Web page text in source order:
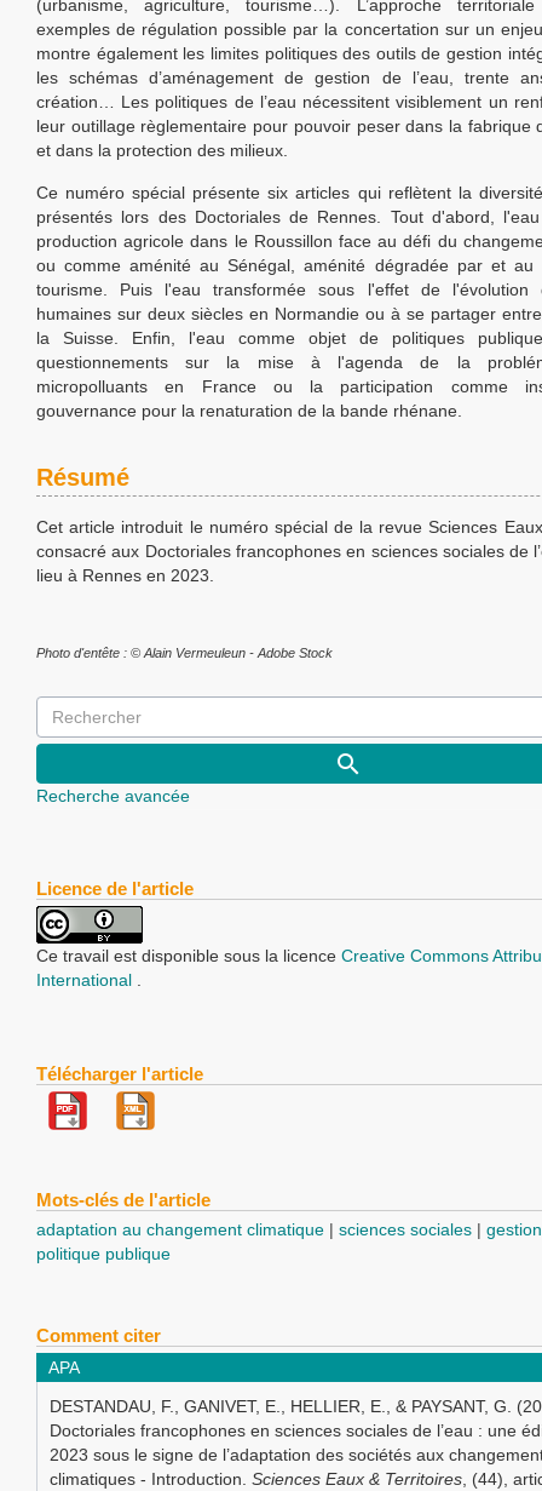
(urbanisme, agriculture, tourisme…). L’approche
exemples de régulation possible par la concertation sur un
montre également les limites politiques des outils de gestion
les schémas d’aménagement de gestion de l’eau, trente
création… Les politiques de l’eau nécessitent visiblement un
leur outillage règlementaire pour pouvoir peser dans la fabrique
et dans la protection des milieux.
Ce numéro spécial présente six articles qui reflètent la
présentés lors des Doctoriales de Rennes. Tout d'abord,
production agricole dans le Roussillon face au défi du
ou comme aménité au Sénégal, aménité dégradée par et au
tourisme. Puis l'eau transformée sous l'effet de l'évolution
humaines sur deux siècles en Normandie ou à se partager
la Suisse. Enfin, l'eau comme objet de politiques
questionnements sur la mise à l'agenda de la
micropolluants en France ou la participation comme
gouvernance pour la renaturation de la bande rhénane.
Résumé
Cet article introduit le numéro spécial de la revue Sciences
consacré aux Doctoriales francophones en sciences sociales de
lieu à Rennes en 2023.
Photo d'entête : © Alain Vermeuleun - Adobe Stock
Recherche avancée
Licence de l'article
Ce travail est disponible sous la licence Creative Commons
International .
Télécharger l'article
Mots-clés de l'article
adaptation au changement climatique sciences sociales
politique publique
Comment citer
APA
DESTANDAU, F., GANIVET, E., HELLIER, E., & PAYSANT, G.
Doctoriales francophones en sciences sociales de l’eau : une
2023 sous le signe de l’adaptation des sociétés aux
climatiques - Introduction. Sciences Eaux & Territoires, (44),